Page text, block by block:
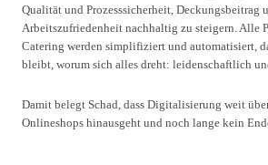
Qualität und Prozesssicherheit, Deckungsbeitrag
Arbeitszufriedenheit nachhaltig zu steigern. Alle
Catering werden simplifiziert und automatisiert,
bleibt, worum sich alles dreht: leidenschaftlich
Damit belegt Schad, dass Digitalisierung weit
Onlineshops hinausgeht und noch lange kein